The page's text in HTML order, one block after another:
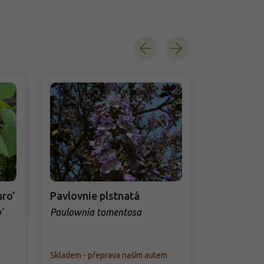
Pavlovnie plstnatá
Paulownia tomentosa
Skladem - přeprava naším autem